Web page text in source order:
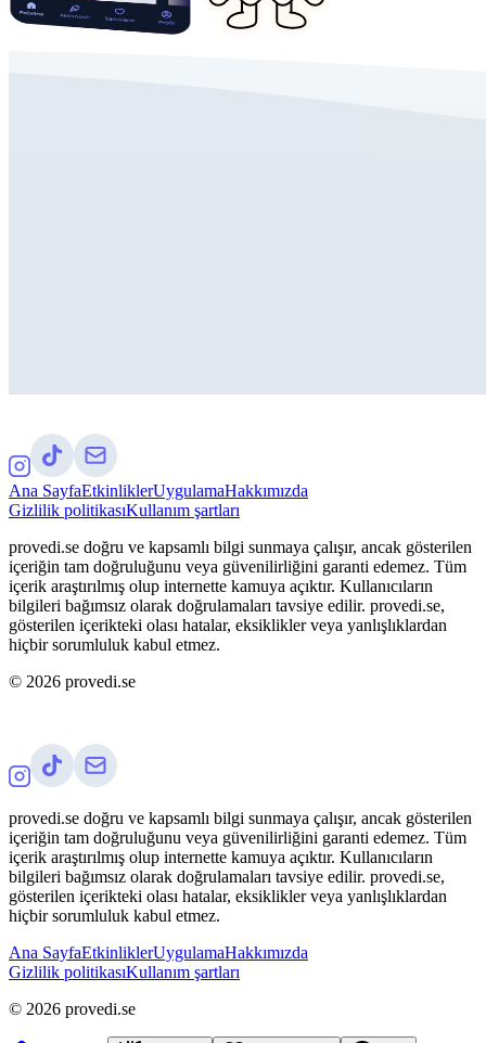
Ana SayfaEtkinliklerUygulamaHakkımızda
Gizlilik politikasıKullanım şartları
provedi.se doğru ve kapsamlı bilgi sunmaya çalışır, ancak gösterilen
içeriğin tam doğruluğunu veya güvenilirliğini garanti edemez. Tüm
içerik araştırılmış olup internette kamuya açıktır. Kullanıcıların
bilgileri bağımsız olarak doğrulamaları tavsiye edilir. provedi.se,
gösterilen içerikteki olası hatalar, eksiklikler veya yanlışlıklardan
hiçbir sorumluluk kabul etmez.
© 2026 provedi.se
provedi.se doğru ve kapsamlı bilgi sunmaya çalışır, ancak gösterilen
içeriğin tam doğruluğunu veya güvenilirliğini garanti edemez. Tüm
içerik araştırılmış olup internette kamuya açıktır. Kullanıcıların
bilgileri bağımsız olarak doğrulamaları tavsiye edilir. provedi.se,
gösterilen içerikteki olası hatalar, eksiklikler veya yanlışlıklardan
hiçbir sorumluluk kabul etmez.
Ana SayfaEtkinliklerUygulamaHakkımızda
Gizlilik politikasıKullanım şartları
© 2026 provedi.se